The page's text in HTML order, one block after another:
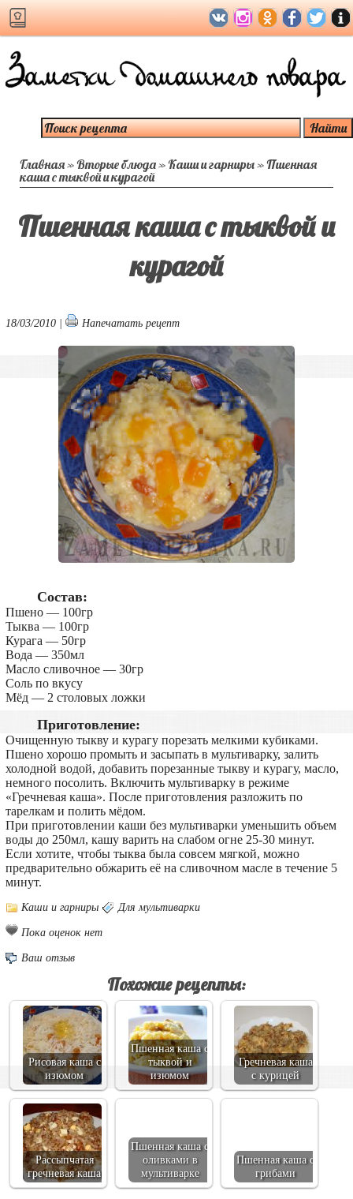
Главная»Вторые блюда»Каши и гарниры»Пшенная
каша с тыквой и курагой
Пшенная каша с тыквой и
курагой
18/03/2010 | Напечатать рецепт
Состав:
Пшено — 100гр
Тыква — 100гр
Курага — 50гр
Вода — 350мл
Масло сливочное — 30гр
Соль по вкусу
Мёд — 2 столовых ложки
Приготовление:
Очищенную тыкву и курагу порезать мелкими кубиками.
Пшено хорошо промыть и засыпать в мультиварку, залить
холодной водой, добавить порезанные тыкву и курагу, масло,
немного посолить. Включить мультиварку в режиме
«Гречневая каша». После приготовления разложить по
тарелкам и полить мёдом.
При приготовлении каши без мультиварки уменьшить объем
воды до 250мл, кашу варить на слабом огне 25-30 минут.
Если хотите, чтобы тыква была совсем мягкой, можно
предварительно обжарить её на сливочном масле в течение 5
минут.
Каши и гарниры Для мультиварки
Пока оценок нет
Ваш отзыв
Похожие рецепты:
Рисовая каша с
изюмом
Пшенная каша с
тыквой и
изюмом
Гречневая каша
с курицей
Рассыпчатая
гречневая каша
Пшенная каша с
оливками в
мультиварке
Пшенная каша с
грибами